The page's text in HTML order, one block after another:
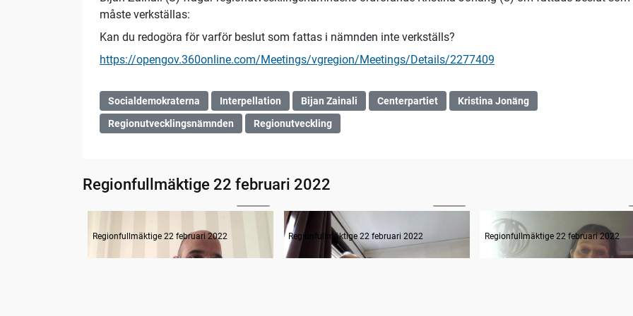
måste verkställas:
Kan du redogöra för varför beslut som fattas i nämnden inte verkställs?
https://opengov.360online.com/Meetings/vgregion/Meetings/Details/2277409
Socialdemokraterna Interpellation Bijan Zainali Centerpartiet
Kristina Jonäng
Regionutvecklingsnämnden
Regionutveckling
Regionfullmäktige 22 februari 2022
Regionfullmäktige 22 februari 2022 Regionfullmäktige 22 februari 2022 Regionfullmäktige 22 februari 2022